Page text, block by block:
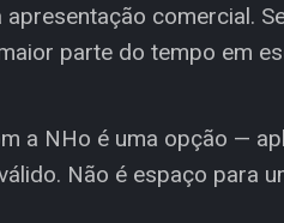
comercial.
parte do tempo em
a NHo é uma opção —
Não é espaço para